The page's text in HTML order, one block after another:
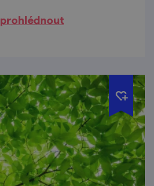
hudbou.
prohlédnout